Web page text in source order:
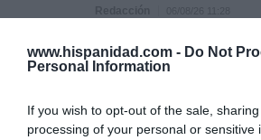
www.hispanidad.com - Do Not
Personal Information
If you wish to opt-out of the sale,
processing of your personal or sensitive
El regalo de 'Mojamé'